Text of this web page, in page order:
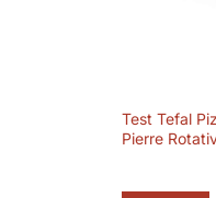
Test Tefal
Pierre